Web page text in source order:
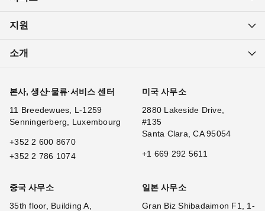
지원
소개
본사, 생산·물류·서비스 센터
11 Breedewues, L-1259
Senningerberg, Luxembourg
+352 2 600 8670
+352 2 786 1074
미국 사무소
2880 Lakeside Drive,
#135
Santa Clara, CA 95054
+1 669 292 5611
중국 사무소
35th floor, Building A,
일본 사무소
Gran Biz Shibadaimon F1, 1-